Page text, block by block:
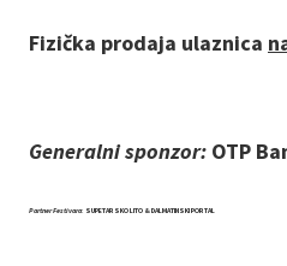
Fizička prodaja ulaznica
Generalni sponzor: OTP
Partner Festivara: SUPETARSKO LITO & DALMATINSKI PORTAL